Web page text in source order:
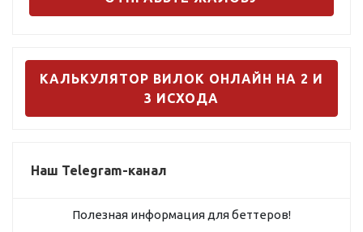
КАЛЬКУЛЯТОР ВИЛОК ОНЛАЙН НА 2 И
3 ИСХОДА
Наш Telegram-канал
Полезная информация для беттеров!